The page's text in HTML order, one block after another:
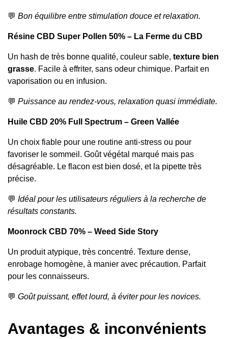
💬 Bon équilibre entre stimulation douce et relaxation.
Résine CBD Super Pollen 50% – La Ferme du CBD
Un hash de très bonne qualité, couleur sable, texture bien
grasse. Facile à effriter, sans odeur chimique. Parfait en
vaporisation ou en infusion.
💬 Puissance au rendez-vous, relaxation quasi immédiate.
Huile CBD 20% Full Spectrum – Green Vallée
Un choix fiable pour une routine anti-stress ou pour
favoriser le sommeil. Goût végétal marqué mais pas
désagréable. Le flacon est bien dosé, et la pipette très
précise.
💬 Idéal pour les utilisateurs réguliers à la recherche de
résultats constants.
Moonrock CBD 70% – Weed Side Story
Un produit atypique, très concentré. Texture dense,
enrobage homogène, à manier avec précaution. Parfait
pour les connaisseurs.
💬 Goût puissant, effet lourd, à éviter pour les novices.
Avantages & inconvénients